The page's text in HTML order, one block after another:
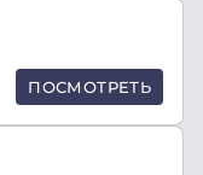
ПОСМОТРЕТЬ